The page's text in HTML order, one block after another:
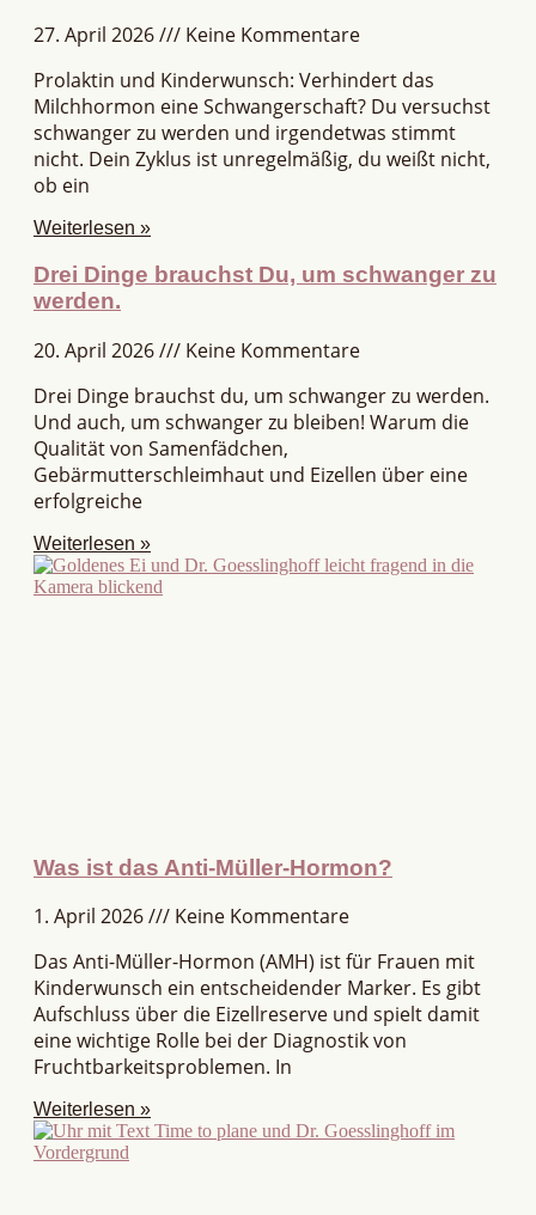
27. April 2026
Keine Kommentare
Prolaktin und Kinderwunsch: Verhindert das
Milchhormon eine Schwangerschaft? Du versuchst
schwanger zu werden und irgendetwas stimmt
nicht. Dein Zyklus ist unregelmäßig, du weißt nicht,
ob ein
Weiterlesen »
Drei Dinge brauchst Du, um schwanger zu
werden.
20. April 2026
Keine Kommentare
Drei Dinge brauchst du, um schwanger zu werden.
Und auch, um schwanger zu bleiben! Warum die
Qualität von Samenfädchen,
Gebärmutterschleimhaut und Eizellen über eine
erfolgreiche
Weiterlesen »
Was ist das Anti-Müller-Hormon?
1. April 2026
Keine Kommentare
Das Anti-Müller-Hormon (AMH) ist für Frauen mit
Kinderwunsch ein entscheidender Marker. Es gibt
Aufschluss über die Eizellreserve und spielt damit
eine wichtige Rolle bei der Diagnostik von
Fruchtbarkeitsproblemen. In
Weiterlesen »